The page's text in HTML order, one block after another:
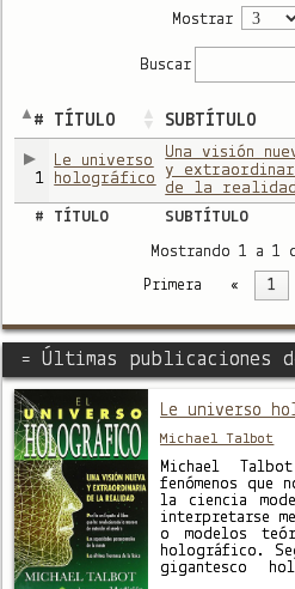
Mostrar
Buscar
# TÍTULO SUBTÍTULO
1
Le universo
holográfico
Una visión
y
de la realidad
#
TÍTULO SUBTÍTULO
Mostrando 1 a 1
Primera « 1
= Últimas publicaciones
Le universo
Michael Talbot
Michael
fenómenos que
la ciencia
interpretarse
o modelos
holográfico.
gigantesco